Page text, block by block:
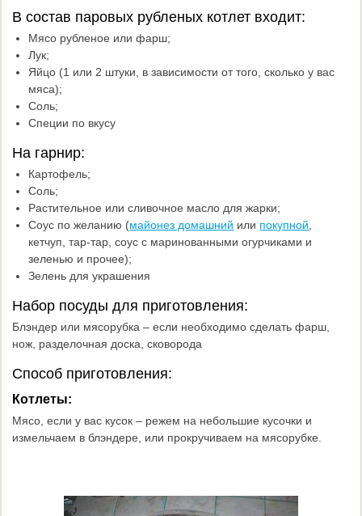
В состав паровых рубленых котлет входит:
Мясо рубленое или фарш;
Лук;
Яйцо (1 или 2 штуки, в зависимости от того, сколько у вас
мяса);
Соль;
Специи по вкусу
На гарнир:
Картофель;
Соль;
Растительное или сливочное масло для жарки;
Соус по желанию (майонез домашний или покупной
кетчуп, тар-тар, соус с маринованными огурчиками и
зеленью и прочее);
Зелень для украшения
Набор посуды для приготовления:
Блэндер или мясорубка – если необходимо сделать фарш,
нож, разделочная доска, сковорода
Способ приготовления:
Котлеты:
Мясо, если у вас кусок – режем на небольшие кусочки и
измельчаем в блэндере, или прокручиваем на мясорубке.